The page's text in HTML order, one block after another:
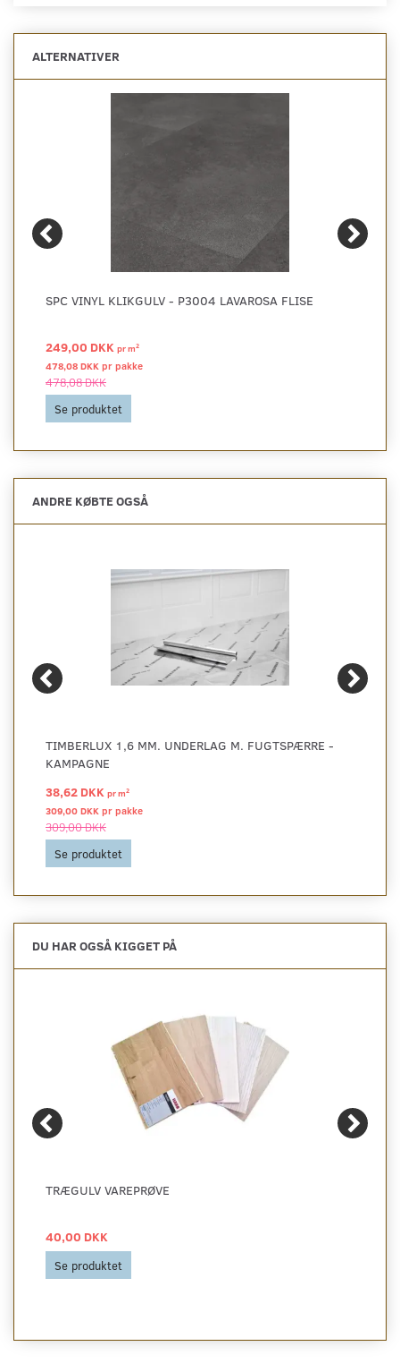
ALTERNATIVER
SPC VINYL KLIKGULV - P3004 LAVAROSA FLISE
249,00 DKK prm2
478,08 DKK pr pakke
478,08 DKK
Se produktet
ANDRE KØBTE OGSÅ
TIMBERLUX 1,6 MM. UNDERLAG M. FUGTSPÆRRE -
KAMPAGNE
38,62 DKK prm2
309,00 DKK pr pakke
309,00 DKK
Se produktet
DU HAR OGSÅ KIGGET PÅ
TRÆGULV VAREPRØVE
40,00 DKK
Se produktet